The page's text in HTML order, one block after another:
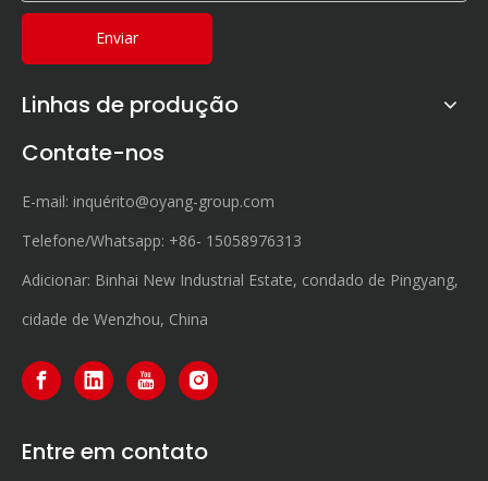
Enviar
Linhas de produção
Contate-nos
E-mail: inquérito@oyang-group.com
Telefone/Whatsapp: +86- 15058976313
Adicionar: Binhai New Industrial Estate, condado de Pingyang,
cidade de Wenzhou, China
Entre em contato